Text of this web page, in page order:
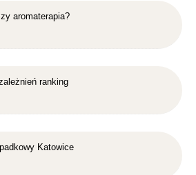
aromaterapia?
ranking
Katowice